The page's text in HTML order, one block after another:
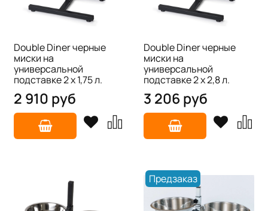
Double Diner черные
миски на
универсальной
подставке 2 х 1,75 л.
2 910 руб
Double Diner черные
миски на
универсальной
подставке 2 х 2,8 л.
3 206 руб
Предзаказ